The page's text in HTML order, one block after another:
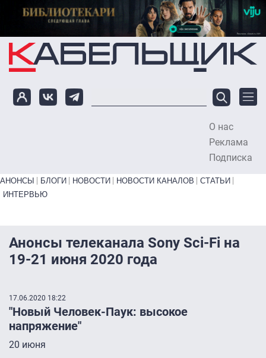
Перейти к основному содержанию
О нас
Реклама
Подписка
Primary links bottom
АНОНСЫ БЛОГИ НОВОСТИ НОВОСТИ КАНАЛОВ
СТАТЬИ
ИНТЕРВЬЮ
Анонсы телеканала Sony Sci-Fi на
19-21 июня 2020 года
17.06.2020 18:22
"Новый Человек-Паук: высокое
напряжение"
20 июня